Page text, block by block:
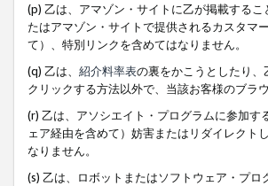
(p) 乙は、アマゾン・サイトに乙が掲載する
たはアマゾン・サイトで提供されるカスタマ
て）、特別リンクを含めてはなりません。
(q) 乙は、 紹介料率表の裏をかこうとしたり
クリックする方法以外で、当該お客様のブラ
(r) 乙は、アソシエイト・プログラムに参加
ェア経由を含めて）妨害またはリダイレクト
なりません。
(s) 乙は、ロボットまたはソフトウェア・プ